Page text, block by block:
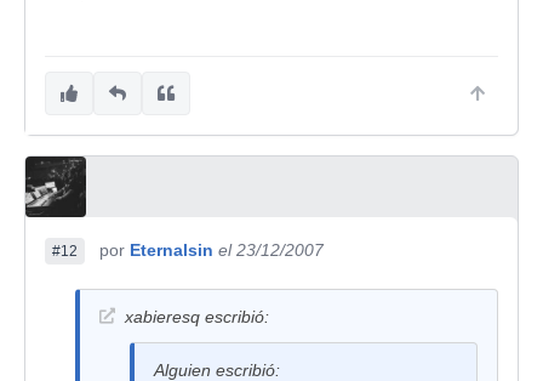
#12 por Eternalsin el 23/12/2007
xabieresq escribió:
Alguien escribió: